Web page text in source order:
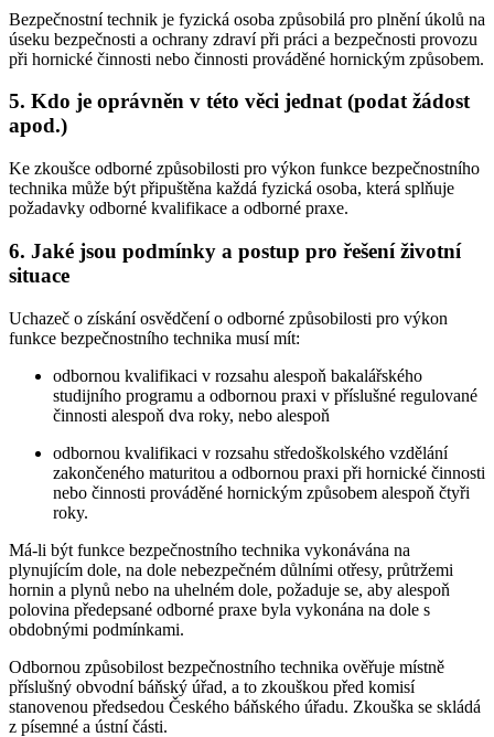
Bezpečnostní technik je fyzická osoba způsobilá pro plnění úkolů na
úseku bezpečnosti a ochrany zdraví při práci a bezpečnosti provozu
při hornické činnosti nebo činnosti prováděné hornickým způsobem.
5. Kdo je oprávněn v této věci jednat (podat žádost
apod.)
Ke zkoušce odborné způsobilosti pro výkon funkce bezpečnostního
technika může být připuštěna každá fyzická osoba, která splňuje
požadavky odborné kvalifikace a odborné praxe.
6. Jaké jsou podmínky a postup pro řešení životní
situace
Uchazeč o získání osvědčení o odborné způsobilosti pro výkon
funkce bezpečnostního technika musí mít:
odbornou kvalifikaci v rozsahu alespoň bakalářského
studijního programu a odbornou praxi v příslušné regulované
činnosti alespoň dva roky, nebo alespoň
odbornou kvalifikaci v rozsahu středoškolského vzdělání
zakončeného maturitou a odbornou praxi při hornické činnosti
nebo činnosti prováděné hornickým způsobem alespoň čtyři
roky.
Má-li být funkce bezpečnostního technika vykonávána na
plynujícím dole, na dole nebezpečném důlními otřesy, průtržemi
hornin a plynů nebo na uhelném dole, požaduje se, aby alespoň
polovina předepsané odborné praxe byla vykonána na dole s
obdobnými podmínkami.
Odbornou způsobilost bezpečnostního technika ověřuje místně
příslušný obvodní báňský úřad, a to zkouškou před komisí
stanovenou předsedou Českého báňského úřadu. Zkouška se skládá
z písemné a ústní části.